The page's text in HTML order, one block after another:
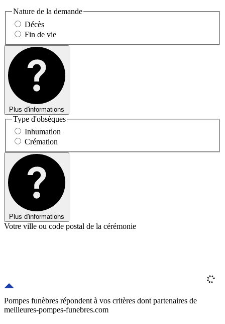
Nature de la demande
Décès
Fin de vie
Plus d'informations
Type d'obsèques
Inhumation
Crémation
Plus d'informations
Votre ville ou code postal de la cérémonie
Pompes funèbres répondent à vos critères dont partenaires de
meilleures-pompes-funebres.com